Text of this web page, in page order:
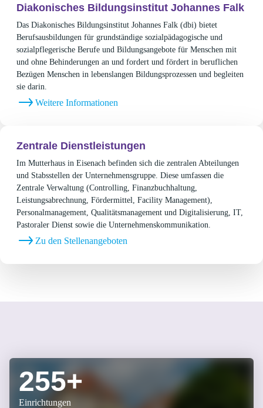
Diakonisches Bildungsinstitut Johannes Falk
Das Diakonisches Bildungsinstitut Johannes Falk (dbi) bietet
Berufsausbildungen für grundständige sozialpädagogische und
sozialpflegerische Berufe und Bildungsangebote für Menschen mit
und ohne Behinderungen an und fordert und fördert in beruflichen
Bezügen Menschen in lebenslangen Bildungsprozessen und begleiten
sie darin.
Weitere Informationen
Zentrale Dienstleistungen
Im Mutterhaus in Eisenach befinden sich die zentralen Abteilungen
und Stabsstellen der Unternehmensgruppe. Diese umfassen die
Zentrale Verwaltung (Controlling, Finanzbuchhaltung,
Leistungsabrechnung, Fördermittel, Facility Management),
Personalmanagement, Qualitätsmanagement und Digitalisierung, IT,
Pastoraler Dienst sowie die Unternehmenskommunikation.
Zu den Stellenangeboten
255+
Einrichtungen